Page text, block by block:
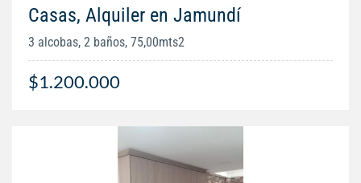
Casas, Alquiler en Jamundí
3 alcobas, 2 baños, 75,00mts2
$1.200.000